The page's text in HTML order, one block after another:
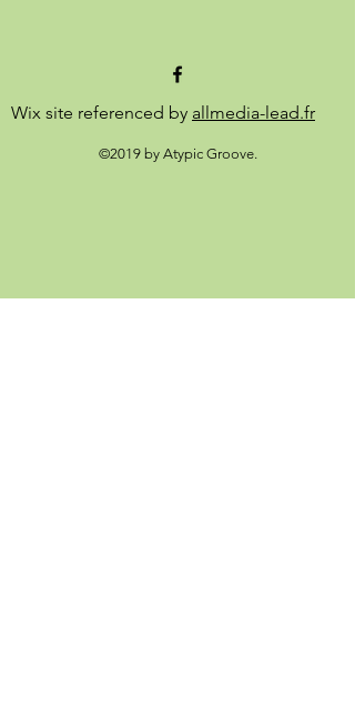
Wix site referenced by allmedia-lead.fr
©2019 by Atypic Groove.